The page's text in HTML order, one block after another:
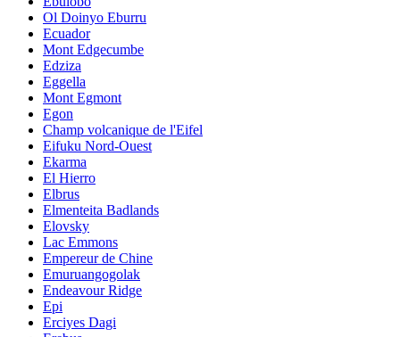
Ol Doinyo Eburru
Ecuador
Mont Edgecumbe
Edziza
Eggella
Mont Egmont
Egon
Champ volcanique de l'Eifel
Eifuku Nord-Ouest
Ekarma
El Hierro
Elbrus
Elmenteita Badlands
Elovsky
Lac Emmons
Empereur de Chine
Emuruangogolak
Endeavour Ridge
Epi
Erciyes Dagi